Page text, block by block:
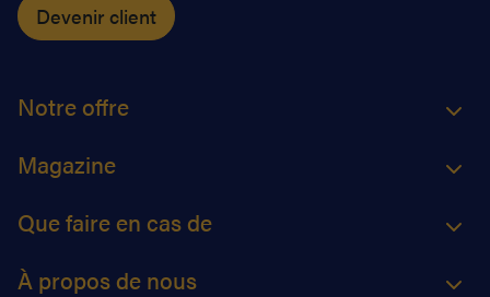
Devenir client
Notre offre
Magazine
Que faire en cas de
À propos de nous